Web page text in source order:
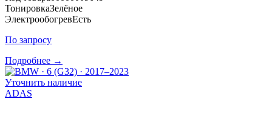
ТонировкаЗелёное
ЭлектрообогревЕсть
По запросу
Подробнее →
Уточнить наличие
ADAS